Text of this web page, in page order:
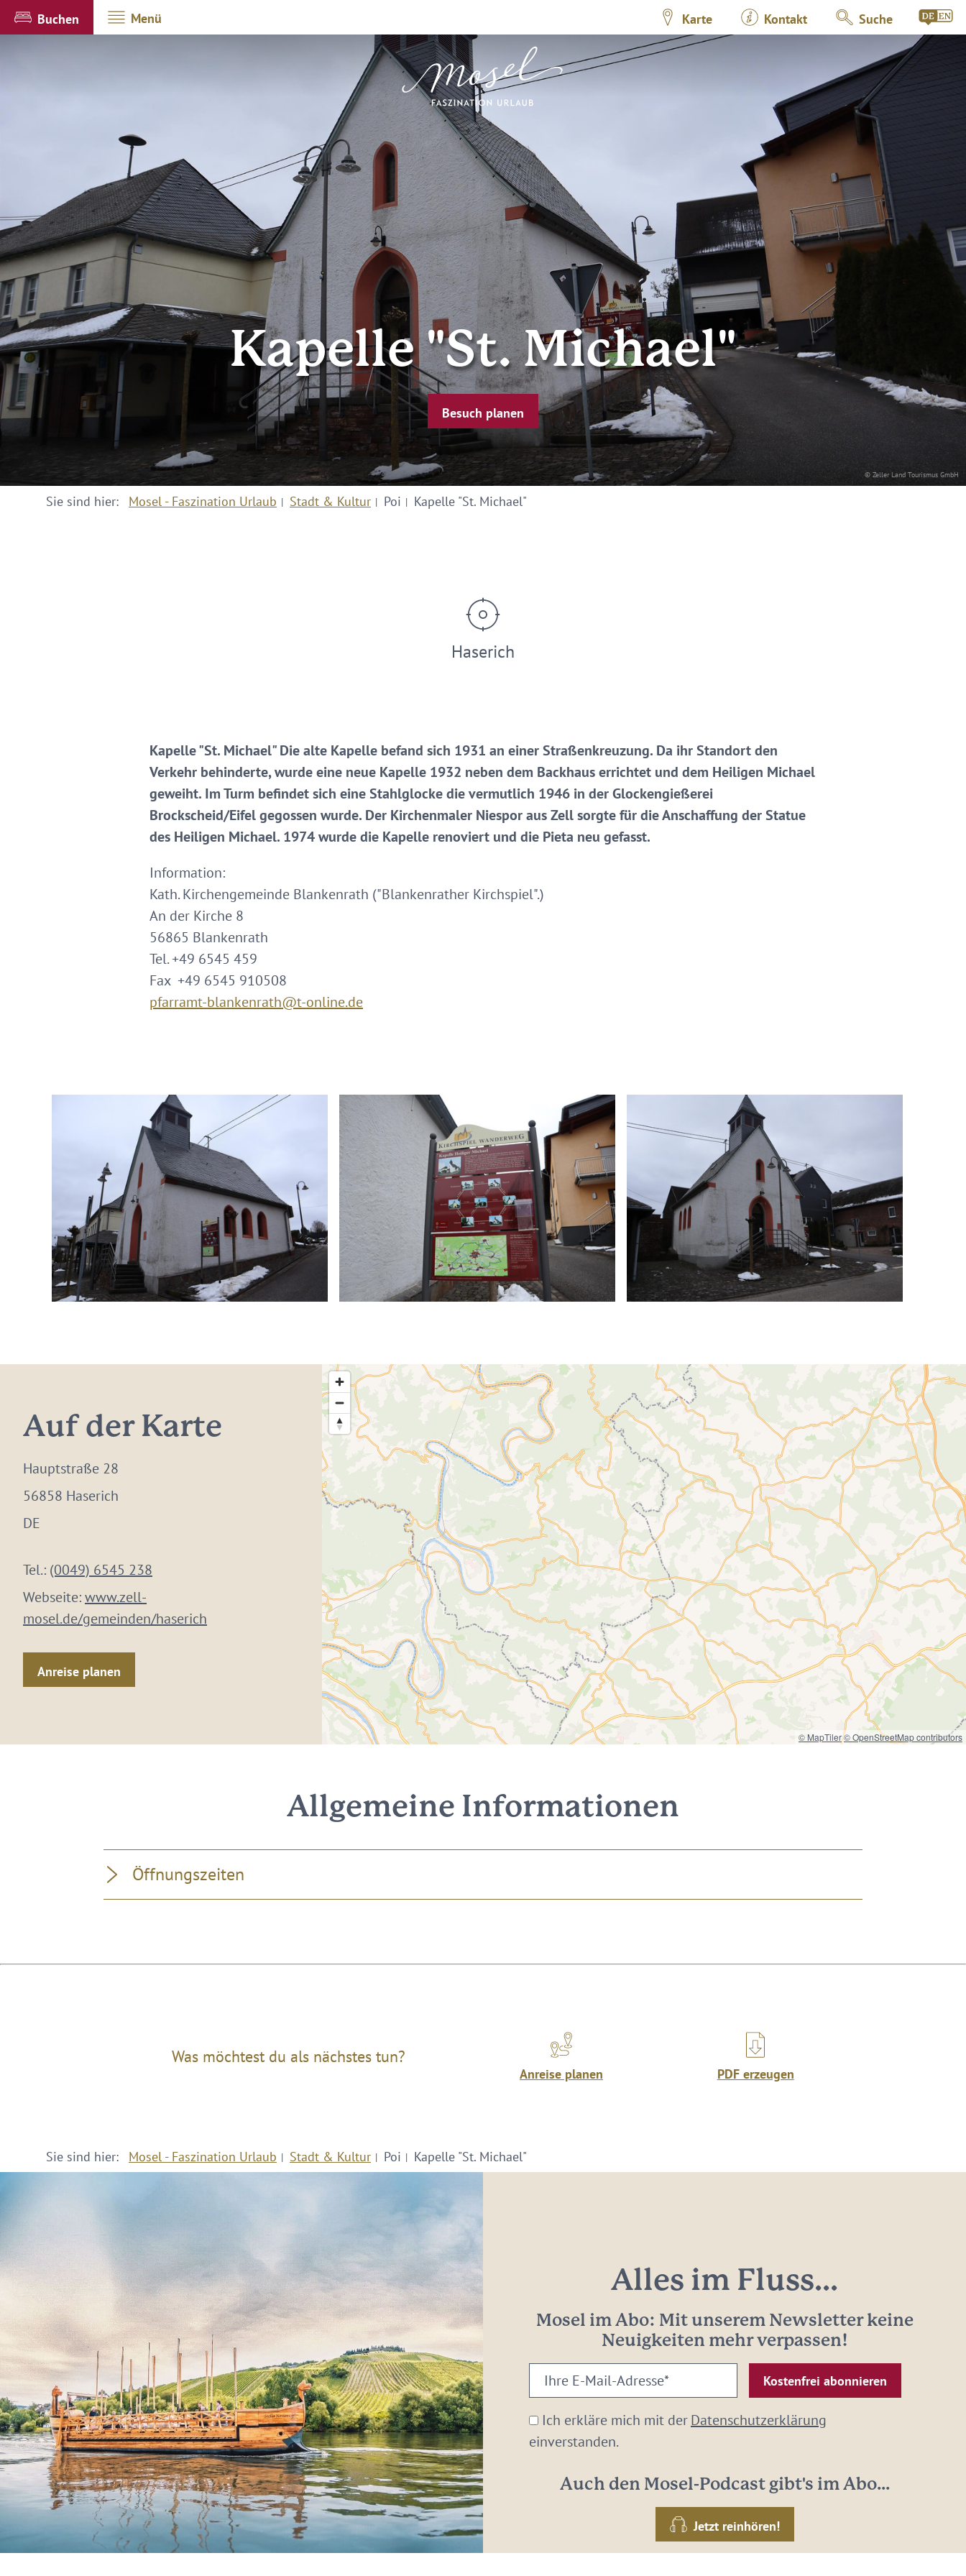
Buchen Menü Karte Kontakt Suche
© Zeller Land Tourismus GmbH
Kapelle "St. Michael"
Besuch planen
Sie sind hier: Mosel - Faszination Urlaub Stadt & Kultur Poi Kapelle "St. Michael"
Haserich
Kapelle "St. Michael" Die alte Kapelle befand sich 1931 an einer Straßenkreuzung. Da ihr Standort den
Verkehr behinderte, wurde eine neue Kapelle 1932 neben dem Backhaus errichtet und dem Heiligen Michael
geweiht. Im Turm befindet sich eine Stahlglocke die vermutlich 1946 in der Glockengießerei
Brockscheid/Eifel gegossen wurde. Der Kirchenmaler Niespor aus Zell sorgte für die Anschaffung der Statue
des Heiligen Michael. 1974 wurde die Kapelle renoviert und die Pieta neu gefasst.
Information:
Kath. Kirchengemeinde Blankenrath ("Blankenrather Kirchspiel".)
An der Kirche 8
56865 Blankenrath
Tel. +49 6545 459
Fax +49 6545 910508
pfarramt-blankenrath@t-online.de
Auf der Karte
Hauptstraße 28
56858 Haserich
DE
Tel.: (0049) 6545 238
Webseite:www.zell-
mosel.de/gemeinden/haserich
Anreise planen
© MapTiler© OpenStreetMap contributors
Allgemeine Informationen
Öffnungszeiten
Was möchtest du als nächstes tun?
Anreise planen PDF erzeugen
Sie sind hier: Mosel - Faszination Urlaub Stadt & Kultur Poi Kapelle "St. Michael"
Alles im Fluss...
Mosel im Abo: Mit unserem Newsletter keine
Neuigkeiten mehr verpassen!
Ihre
E-
Mail-
Adresse:
Ich erkläre mich mit derDatenschutzerklärung
einverstanden.
Auch den Mosel-Podcast gibt's im Abo...
Jetzt reinhören!